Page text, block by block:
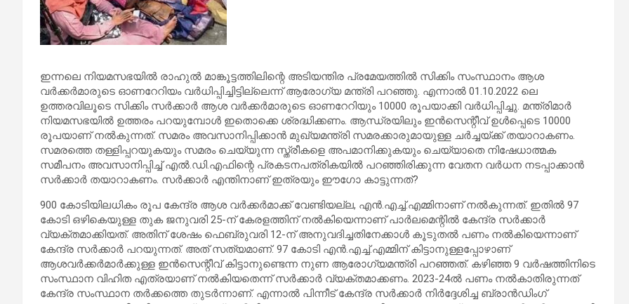
ഇന്നലെ നിയമസഭയില്‍ രാഹുല്‍ മാങ്കൂട്ടത്തിലിന്റെ അടിയന്തിര പ്രമേയത്തില്‍ സിക്കിം സംസ്ഥാനം ആശ
വര്‍ക്കര്‍മാരുടെ ഓണറേറിയം വര്‍ധിപ്പിച്ചിട്ടില്ലെന്ന് ആരോഗ്യ മന്ത്രി പറഞ്ഞു. എന്നാല്‍ 01.10.2022 ലെ
ഉത്തരവിലൂടെ സിക്കിം സര്‍ക്കാര്‍ ആശ വര്‍ക്കര്‍മാരുടെ ഓണറേറിയും 10000 രൂപയാക്കി വര്‍ധിപ്പിച്ചു. മന്ത്രിമാര്‍
നിയമസഭയില്‍ ഉത്തരം പറയുമ്പോള്‍ ഇതൊക്കെ ശ്രദ്ധിക്കണം. ആന്ധ്രയിലും ഇന്‍സെന്റീവ് ഉള്‍പ്പെടെ 10000
രൂപയാണ് നല്‍കുന്നത്. സമരം അവസാനിപ്പിക്കാന്‍ മുഖ്യമന്ത്രി സമരക്കാരുമായുള്ള ചര്‍ച്ചയ്ക്ക് തയാറാകണം.
സമരത്തെ തള്ളിപ്പറയുകയും സമരം ചെയ്യുന്ന സ്ത്രീകളെ അപമാനിക്കുകയും ചെയ്യാതെ നിഷേധാത്മക
സമീപനം അവസാനിപ്പിച്ച് എല്‍.ഡി.എഫിന്റെ പ്രകടനപത്രികയില്‍ പറഞ്ഞിരിക്കുന്ന വേതന വര്‍ധന നടപ്പാക്കാന്‍
സര്‍ക്കാര്‍ തയാറാകണം. സര്‍ക്കാര്‍ എന്തിനാണ് ഇത്രയും ഈഗോ കാട്ടുന്നത്?
900 കോടിയിലധികം രൂപ കേന്ദ്ര ആശ വര്‍ക്കര്‍മാക്ക് വേണ്ടിയല്ല, എന്‍.എച്ച്.എമ്മിനാണ് നല്‍കുന്നത്. ഇതില്‍ 97
കോടി ഒഴികെയുള്ള തുക ജനുവരി 25-ന് കേരളത്തിന് നല്‍കിയെന്നാണ് പാര്‍ലമെന്റില്‍ കേന്ദ്ര സര്‍ക്കാര്‍
വ്യക്തമാക്കിയത്. അതിന് ശേഷം ഫെബ്രുവരി 12-ന് അനുവദിച്ചതിനേക്കാള്‍ കൂടുതല്‍ പണം നല്‍കിയെന്നാണ്
കേന്ദ്ര സര്‍ക്കാര്‍ പറയുന്നത്. അത് സത്യമാണ്. 97 കോടി എന്‍.എച്ച്.എമ്മിന് കിട്ടാനുള്ളപ്പോഴാണ്
ആശവര്‍ക്കര്‍മാര്‍ക്കുള്ള ഇന്‍സെന്റീവ് കിട്ടാനുണ്ടെന്ന നുണ ആരോഗ്യമന്ത്രി പറഞ്ഞത്. കഴിഞ്ഞ 9 വര്‍ഷത്തിനിടെ
സംസ്ഥാന വിഹിത എത്രയാണ് നല്‍കിയതെന്ന് സര്‍ക്കാര്‍ വ്യക്തമാക്കണം. 2023-24ല്‍ പണം നല്‍കാതിരുന്നത്
കേന്ദ്ര സംസ്ഥാന തര്‍ക്കത്തെ തുടര്‍ന്നാണ്. എന്നാല്‍ പിന്നീട് കേന്ദ്ര സര്‍ക്കാര്‍ നിര്‍ദ്ദേശിച്ച ബ്രാന്‍ഡിംഗ്